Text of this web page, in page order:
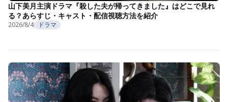
山下美月主演ドラマ『殺した夫が帰ってきました』はどこで見れ
る？あらすじ・キャスト・配信視聴方法を紹介
2026/8/4 ドラマ